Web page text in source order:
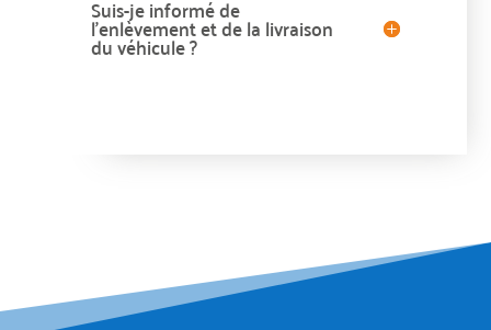
Suis-je informé de
l’enlèvement et de la livraison
du véhicule ?